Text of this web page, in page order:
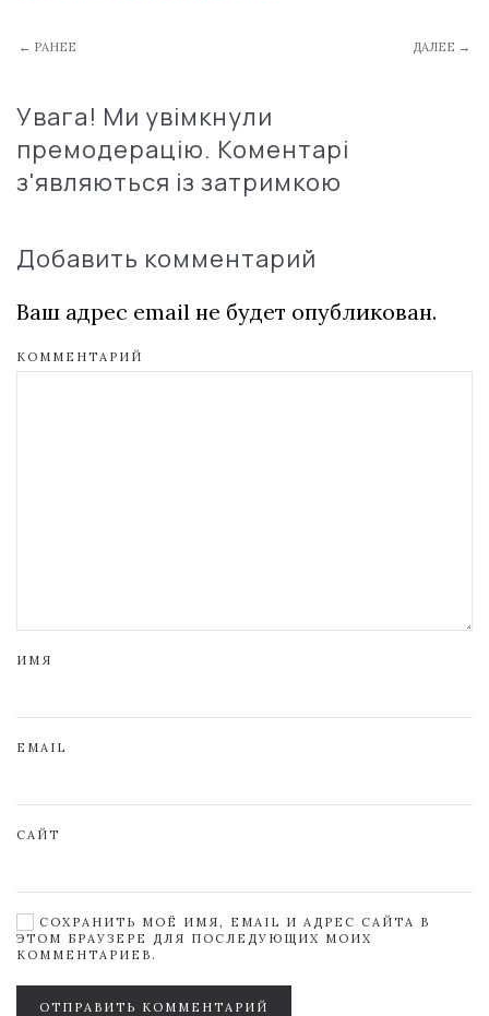
← РАНЕЕ ДАЛЕЕ →
Увага! Ми увімкнули
премодерацію. Коментарі
з'являються із затримкою
Добавить комментарий
Ваш адрес email не будет опубликован.
КОММЕНТАРИЙ
ИМЯ
EMAIL
САЙТ
СОХРАНИТЬ МОЁ ИМЯ, EMAIL И АДРЕС САЙТА В
ЭТОМ БРАУЗЕРЕ ДЛЯ ПОСЛЕДУЮЩИХ МОИХ
КОММЕНТАРИЕВ.
ОТПРАВИТЬ КОММЕНТАРИЙ